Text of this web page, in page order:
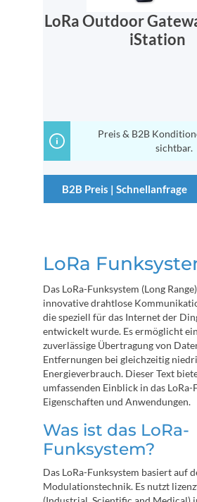
LoRa Outdoor
iStation
Preis & B2B
sichtbar.
B2B Preis | Schnellanfrage
LoRa
Das LoRa-Funksystem (Long
innovative drahtlose
die speziell für das Internet der
entwickelt wurde. Es ermöglicht
zuverlässige Übertragung von
Entfernungen bei gleichzeitig
Energieverbrauch. Dieser Text
umfassenden Einblick in das LoRa-
Eigenschaften und Anwendungen.
Was ist das LoRa-
Funksystem?
Das LoRa-Funksystem basiert auf
Modulationstechnik. Es nutzt